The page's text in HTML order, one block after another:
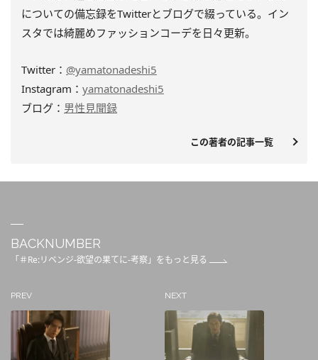
についての備忘録をTwitterとブログで綴っている。イン
スタでは綺麗めファッションコーデを日々更新。
Twitter： @yamatonadeshi5
Instagram： yamatonadeshi5
ブログ： 男性見聞録
この著者の記事一覧
BACKNUMBER
「＃Re:リベンジ-欲望の果てに-考察」をもっと見る
PREV NEXT